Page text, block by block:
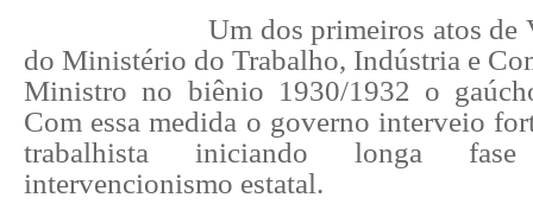
Um dos primeiros atos de
do Ministério do Trabalho, Indústria e
Ministro no biênio 1930/1932 o
Com essa medida o governo interveio
trabalhista iniciando longa
intervencionismo estatal.